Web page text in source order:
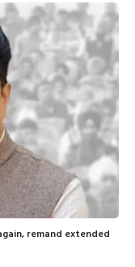
remand extended